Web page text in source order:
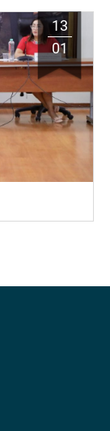
13
01